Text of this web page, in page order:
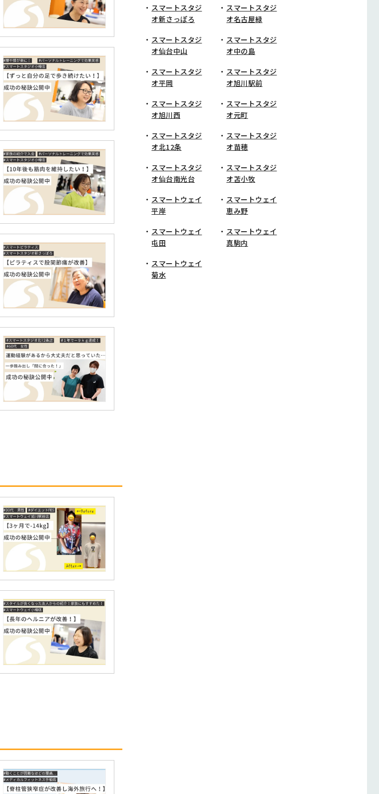
スマートスタジ
オ新さっぽろ
スマートスタジ
オ名古屋緑
スマートスタジ
オ仙台中山
スマートスタジ
オ中の島
スマートスタジ
オ平岡
スマートスタジ
オ旭川駅前
スマートスタジ
オ旭川西
スマートスタジ
オ元町
スマートスタジ
オ北12条
スマートスタジ
オ苗穂
スマートスタジ
オ仙台南光台
スマートスタジ
オ苫小牧
スマートウェイ
平岸
スマートウェイ
恵み野
スマートウェイ
屯田
スマートウェイ
真駒内
スマートウェイ
菊水